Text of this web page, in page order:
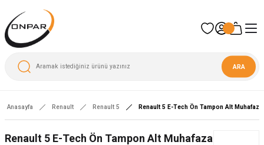
ARA
Anasayfa Renault Renault 5 Renault 5 E-Tech Ön Tampon Alt
Renault 5 E-Tech Ön Tampon Alt Muhafaza